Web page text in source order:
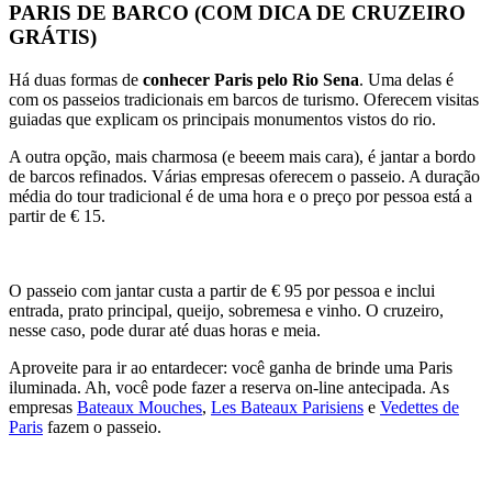
PARIS DE BARCO (COM DICA DE CRUZEIRO
GRÁTIS)
Há duas formas de conhecer Paris pelo Rio Sena. Uma delas é
com os passeios tradicionais em barcos de turismo. Oferecem visitas
guiadas que explicam os principais monumentos vistos do rio.
A outra opção, mais charmosa (e beeem mais cara), é jantar a bordo
de barcos refinados. Várias empresas oferecem o passeio. A duração
média do tour tradicional é de uma hora e o preço por pessoa está a
partir de € 15.
O passeio com jantar custa a partir de € 95 por pessoa e inclui
entrada, prato principal, queijo, sobremesa e vinho. O cruzeiro,
nesse caso, pode durar até duas horas e meia.
Aproveite para ir ao entardecer: você ganha de brinde uma Paris
iluminada. Ah, você pode fazer a reserva on-line antecipada. As
empresas Bateaux Mouches, Les Bateaux Parisiens e Vedettes de
Paris fazem o passeio.